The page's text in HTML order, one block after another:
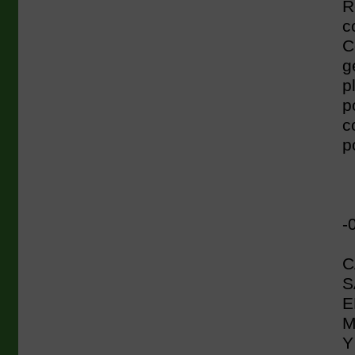
-